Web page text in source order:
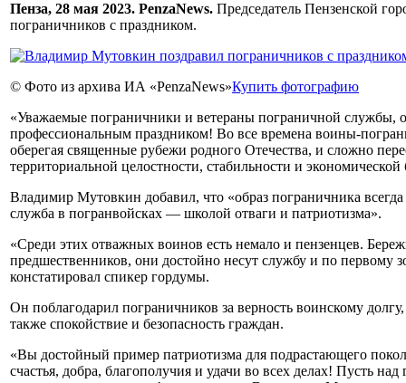
Пенза, 28 мая 2023. PenzaNews. Председатель Пензенской
пограничников с праздником.
© Фото из архива ИА «PenzaNews»Купить фотографию
«Уважаемые пограничники и ветераны пограничной службы,
профессиональным праздником! Во все времена воины-
оберегая священные рубежи родного Отечества, и сложно
территориальной целостности, стабильности и
Владимир Мутовкин добавил, что «образ пограничника
служба в погранвойсках — школой отваги и патриотизма».
«Среди этих отважных воинов есть немало и пензенцев.
предшественников, они достойно несут службу и по первому
констатировал спикер гордумы.
Он поблагодарил пограничников за верность воинскому
также спокойствие и безопасность граждан.
«Вы достойный пример патриотизма для подрастающего
счастья, добра, благополучия и удачи во всех делах! Пусть